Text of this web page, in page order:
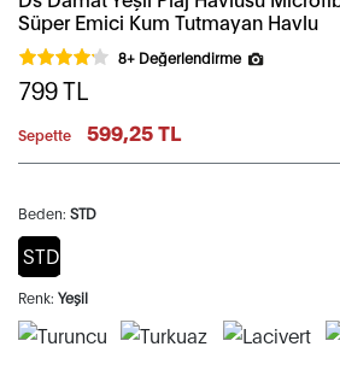
Süper Emici Kum Tutmayan Havlu
8+ Değerlendirme
799TL
Sepette 599,25 TL
Beden: STD
STD
Renk: Yeşil